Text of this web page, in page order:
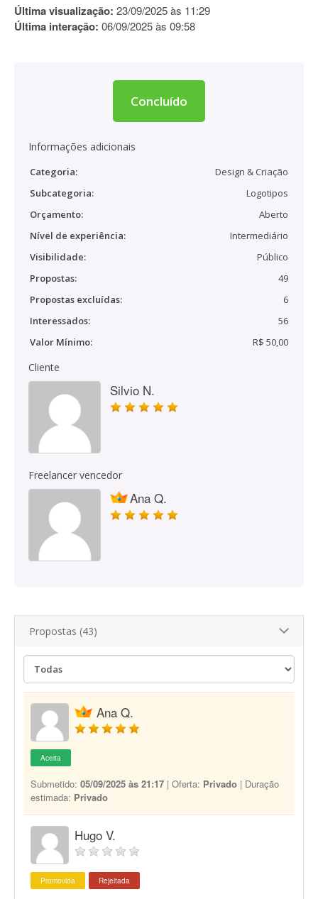
Última visualização: 23/09/2025 às 11:29
Última interação: 06/09/2025 às 09:58
Concluído
Informações adicionais
Categoria:
Design & Criação
Subcategoria:
Logotipos
Orçamento:
Aberto
Nível de experiência:
Intermediário
Visibilidade:
Público
Propostas:
49
Propostas excluídas:
6
Interessados:
56
Valor Mínimo:
R$ 50,00
Cliente
Silvio N.
Freelancer vencedor
Ana Q.
Propostas (43)
Ana Q.
Aceita
Submetido: 05/09/2025 às 21:17 | Oferta: Privado | Duração
estimada: Privado
Hugo V.
Promovida Rejeitada